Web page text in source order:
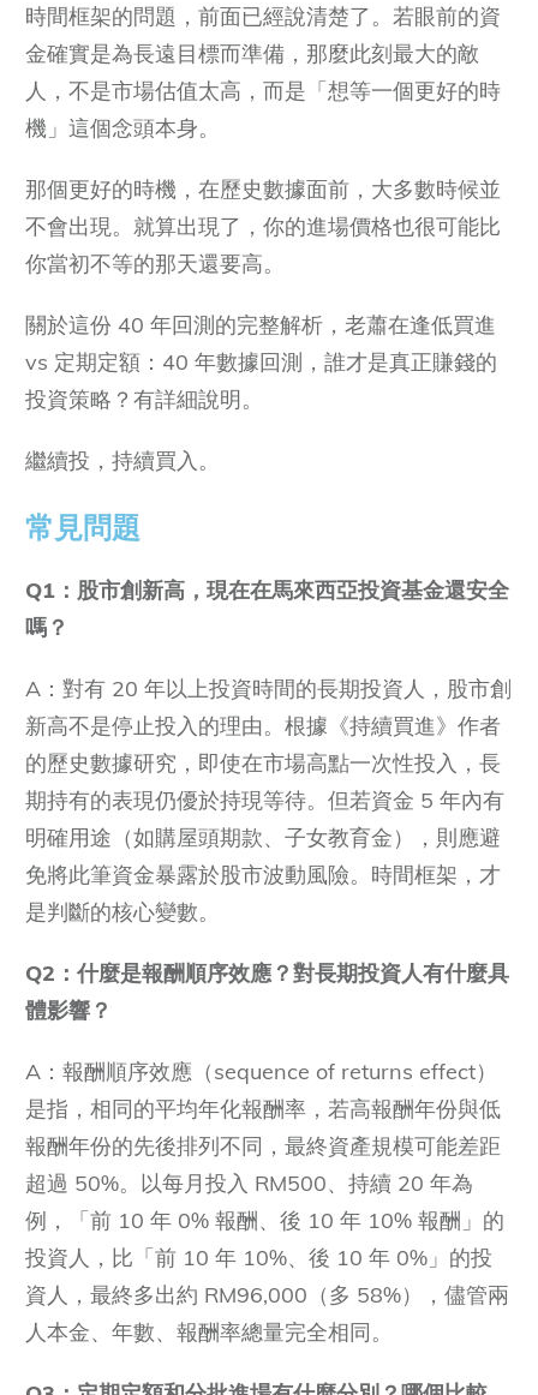
時間框架的問題，前面已經說清楚了。若眼前的資
金確實是為長遠目標而準備，那麼此刻最大的敵
人，不是市場估值太高，而是「想等一個更好的時
機」這個念頭本身。
那個更好的時機，在歷史數據面前，大多數時候並
不會出現。就算出現了，你的進場價格也很可能比
你當初不等的那天還要高。
關於這份 40 年回測的完整解析，老蕭在逢低買進
vs 定期定額：40 年數據回測，誰才是真正賺錢的
投資策略？有詳細說明。
繼續投，持續買入。
常見問題
Q1：股市創新高，現在在馬來西亞投資基金還安全
嗎？
A：對有 20 年以上投資時間的長期投資人，股市創
新高不是停止投入的理由。根據《持續買進》作者
的歷史數據研究，即使在市場高點一次性投入，長
期持有的表現仍優於持現等待。但若資金 5 年內有
明確用途（如購屋頭期款、子女教育金），則應避
免將此筆資金暴露於股市波動風險。時間框架，才
是判斷的核心變數。
Q2：什麼是報酬順序效應？對長期投資人有什麼具
體影響？
A：報酬順序效應（sequence of returns effect）
是指，相同的平均年化報酬率，若高報酬年份與低
報酬年份的先後排列不同，最終資產規模可能差距
超過 50%。以每月投入 RM500、持續 20 年為
例，「前 10 年 0% 報酬、後 10 年 10% 報酬」的
投資人，比「前 10 年 10%、後 10 年 0%」的投
資人，最終多出約 RM96,000（多 58%），儘管兩
人本金、年數、報酬率總量完全相同。